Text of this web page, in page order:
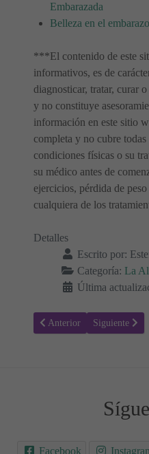
Embarazada
Belleza en el
***El contenido de este
informativos, es de
diagnosticar, tratar, curar
y no constituye
información en este sitio
completa y no cubre
condiciones físicas o su
su médico antes de
ejercicios, pérdida de
cualquiera de los
Detalles
Escrito por:
Categoría: La
Última
Artículo anterior: Caracoles
Anterior Artículo
Siguiente
Facebook